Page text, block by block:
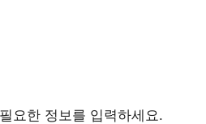
요한 정보를 입력하세요.